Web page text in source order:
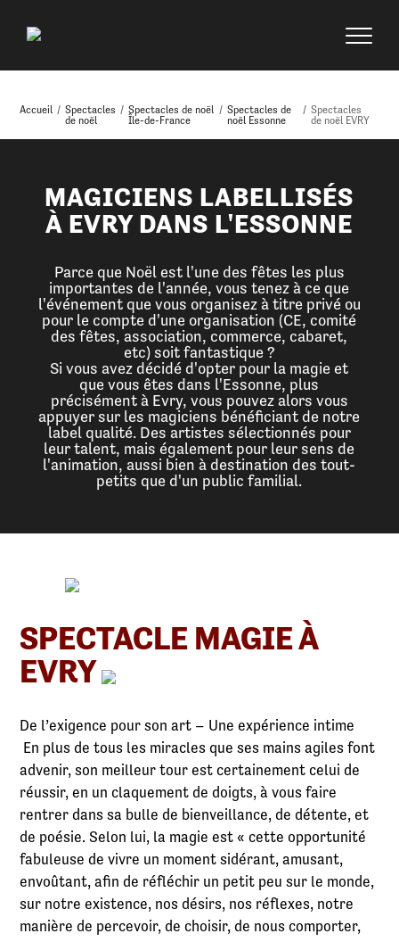
Accueil / Spectacles
de noël
/ Spectacles de noël
Île-de-France
/ Spectacles de
noël Essonne
/ Spectacles
de noël EVRY
MAGICIENS LABELLISÉS
À EVRY DANS L'ESSONNE
Parce que Noël est l'une des fêtes les plus
importantes de l'année, vous tenez à ce que
l'événement que vous organisez à titre privé ou
pour le compte d'une organisation (CE, comité
des fêtes, association, commerce, cabaret,
etc) soit fantastique ?
Si vous avez décidé d'opter pour la magie et
que vous êtes dans l'Essonne, plus
précisément à Evry, vous pouvez alors vous
appuyer sur les magiciens bénéficiant de notre
label qualité. Des artistes sélectionnés pour
leur talent, mais également pour leur sens de
l'animation, aussi bien à destination des tout-
petits que d'un public familial.
SPECTACLE MAGIE À
EVRY
De l’exigence pour son art – Une expérience intime
En plus de tous les miracles que ses mains agiles font
advenir, son meilleur tour est certainement celui de
réussir, en un claquement de doigts, à vous faire
rentrer dans sa bulle de bienveillance, de détente, et
de poésie. Selon lui, la magie est « cette opportunité
fabuleuse de vivre un moment sidérant, amusant,
envoûtant, afin de réfléchir un petit peu sur le monde,
sur notre existence, nos désirs, nos réflexes, notre
manière de percevoir, de choisir, de nous comporter,